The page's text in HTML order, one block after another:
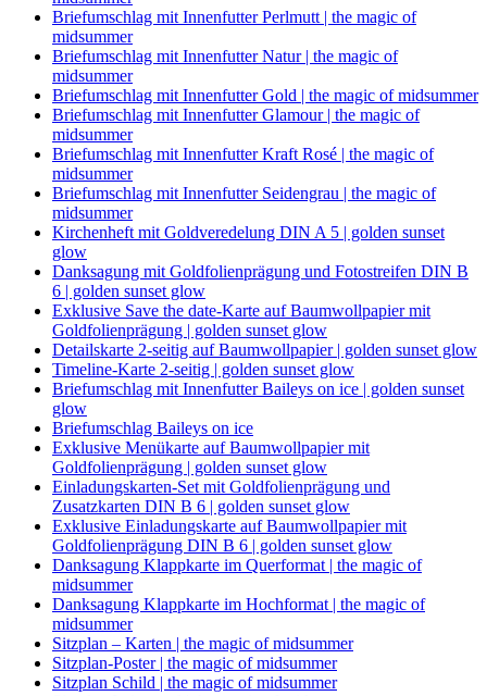
Briefumschlag mit Innenfutter Perlmutt | the magic of
midsummer
Briefumschlag mit Innenfutter Natur | the magic of
midsummer
Briefumschlag mit Innenfutter Gold | the magic of midsummer
Briefumschlag mit Innenfutter Glamour | the magic of
midsummer
Briefumschlag mit Innenfutter Kraft Rosé | the magic of
midsummer
Briefumschlag mit Innenfutter Seidengrau | the magic of
midsummer
Kirchenheft mit Goldveredelung DIN A 5 | golden sunset
glow
Danksagung mit Goldfolienprägung und Fotostreifen DIN B
6 | golden sunset glow
Exklusive Save the date-Karte auf Baumwollpapier mit
Goldfolienprägung | golden sunset glow
Detailskarte 2-seitig auf Baumwollpapier | golden sunset glow
Timeline-Karte 2-seitig | golden sunset glow
Briefumschlag mit Innenfutter Baileys on ice | golden sunset
glow
Briefumschlag Baileys on ice
Exklusive Menükarte auf Baumwollpapier mit
Goldfolienprägung | golden sunset glow
Einladungskarten-Set mit Goldfolienprägung und
Zusatzkarten DIN B 6 | golden sunset glow
Exklusive Einladungskarte auf Baumwollpapier mit
Goldfolienprägung DIN B 6 | golden sunset glow
Danksagung Klappkarte im Querformat | the magic of
midsummer
Danksagung Klappkarte im Hochformat | the magic of
midsummer
Sitzplan – Karten | the magic of midsummer
Sitzplan-Poster | the magic of midsummer
Sitzplan Schild | the magic of midsummer